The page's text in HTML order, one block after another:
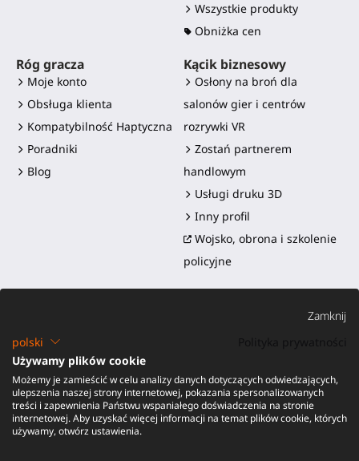
Wszystkie produkty
Obniżka cen
Róg gracza
Moje konto
Obsługa klienta
Kompatybilność Haptyczna
Poradniki
Blog
Kącik biznesowy
Osłony na broń dla
salonów gier i centrów
rozrywki VR
Zostań partnerem
handlowym
Usługi druku 3D
Inny profil
Wojsko, obrona i szkolenie
policyjne
©2016-2026 - ProTubeVR™|Warunki sprzedaży|Wysyłka i
obowiązki|Gwarancja|Zwroty i zwrot pieniędzy
Zamknij
polski
Używamy plików cookie
Możemy je zamieścić w celu analizy danych dotyczących odwiedzających,
ulepszenia naszej strony internetowej, pokazania spersonalizowanych
treści i zapewnienia Państwu wspaniałego doświadczenia na stronie
internetowej. Aby uzyskać więcej informacji na temat plików cookie, których
używamy, otwórz ustawienia.